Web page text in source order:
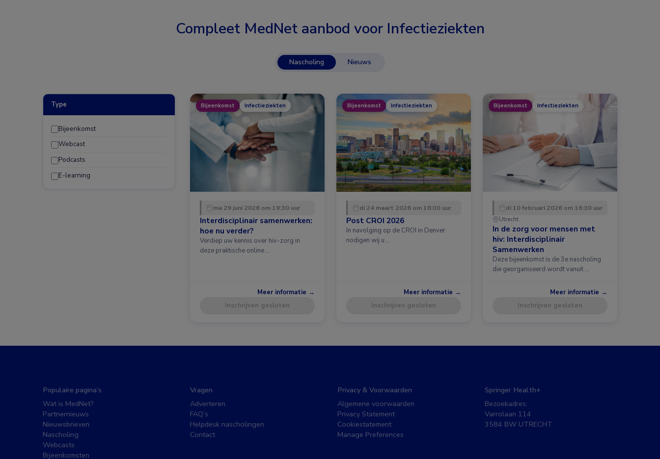
Compleet MedNet aanbod voor Infectieziekten
Nascholing Nieuws
Type
Bijeenkomst
Webcast
Podcasts
E-learning
Bijeenkomst Infectieziekten
ma 29 juni 2026 om 19:30 uur
Interdisciplinair samenwerken:
hoe nu verder?
Verdiep uw kennis over hiv-zorg in
deze praktische online …
Meer informatie →
Inschrijven gesloten
Bijeenkomst Infectieziekten
di 24 maart 2026 om 18:00 uur
Post CROI 2026
In navolging op de CROI in Denver
nodigen wij u …
Meer informatie →
Inschrijven gesloten
Bijeenkomst Infectieziekten
di 10 februari 2026 om 16:30 uur
Utrecht
In de zorg voor mensen met
hiv: Interdisciplinair
Samenwerken
Deze bijeenkomst is de 3e nascholing
die georganiseerd wordt vanuit …
Meer informatie →
Inschrijven gesloten
Populaire pagina’s
Wat is MedNet?
Partnernieuws
Nieuwsbrieven
Nascholing
Webcasts
Bijeenkomsten
Vragen
Adverteren
FAQ’s
Helpdesk nascholingen
Contact
Privacy & Voorwaarden
Algemene voorwaarden
Privacy Statement
Cookiestatement
Manage Preferences
Springer Health+
Bezoekadres:
Varrolaan 114
3584 BW UTRECHT